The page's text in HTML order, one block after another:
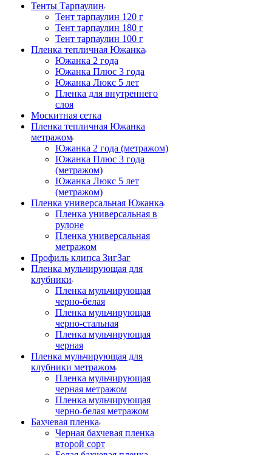
Тенты Тарпаулин
Тент тарпаулин 120 г
Тент тарпаулин 180 г
Тент тарпаулин 100 г
Пленка тепличная Южанка
Южанка 2 года
Южанка Плюс 3 года
Южанка Люкс 5 лет
Пленка для внутреннего
слоя
Москитная сетка
Пленка тепличная Южанка
метражом
Южанка 2 года (метражом)
Южанка Плюс 3 года
(метражом)
Южанка Люкс 5 лет
(метражом)
Пленка универсальная Южанка
Пленка универсальная в
рулоне
Пленка универсальная
метражом
Профиль клипса ЗигЗаг
Пленка мульчирующая для
клубники
Пленка мульчирующая
черно-белая
Пленка мульчирующая
черно-стальная
Пленка мульчирующая
черная
Пленка мульчирующая для
клубники метражом
Пленка мульчирующая
черная метражом
Пленка мульчирующая
черно-белая метражом
Бахчевая пленка
Черная бахчевая пленка
второй сорт